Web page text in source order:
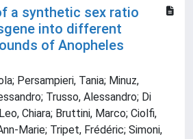
a synthetic sex ratio
into different
of Anopheles
Persampieri, Tania; Minuz,
Trusso, Alessandro; Di
Chiara; Bruttini, Marco; Ciolfi,
Marie; Tripet, Frédéric; Simoni,